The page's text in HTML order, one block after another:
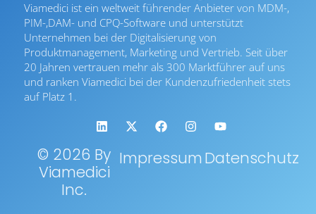
Viamedici ist ein weltweit führender Anbieter von MDM-,
PIM-,DAM- und CPQ-Software und unterstützt
Unternehmen bei der Digitalisierung von
Produktmanagement, Marketing und Vertrieb. Seit über
20 Jahren vertrauen mehr als 300 Marktführer auf uns
und ranken Viamedici bei der Kundenzufriedenheit stets
auf Platz 1.
© 2026 By
Viamedici
Inc.
Impressum Datenschutz